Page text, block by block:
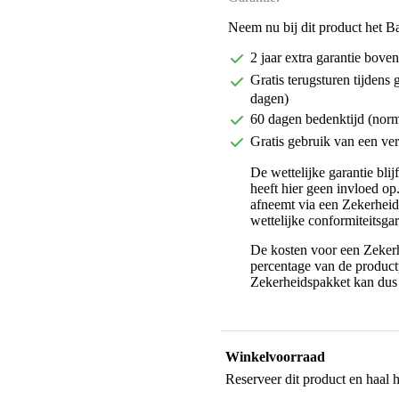
Neem nu bij dit product het
2 jaar extra garantie
Gratis terugsturen tijdens
dagen)
60 dagen bedenktijd
Gratis gebruik van een
De wettelijke garantie
heeft hier geen invloed
afneemt via een
wettelijke
De kosten voor een
percentage van de
Zekerheidspakket kan
Winkelvoorraad
Reserveer dit product en haal